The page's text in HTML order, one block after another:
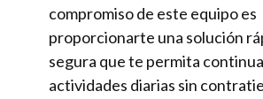
compromiso de este equipo es
proporcionarte una solución
segura que te permita
actividades diarias sin